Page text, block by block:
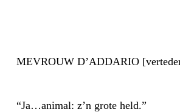
MEVROUW D’ADDARIO
“Ja…animal: z’n grote held.”